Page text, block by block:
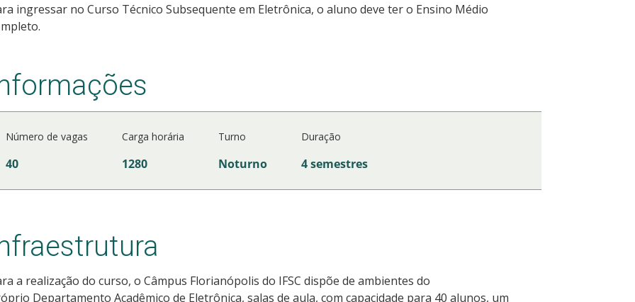
ingressar no Curso Técnico Subsequente em Eletrônica, o aluno deve ter o Ensino Médio
Número de vagas Carga horária Turno Duração
40 1280 Noturno 4 semestres
a realização do curso, o Câmpus Florianópolis do IFSC dispõe de ambientes do
Departamento Acadêmico de Eletrônica, salas de aula, com capacidade para 40 alunos, um